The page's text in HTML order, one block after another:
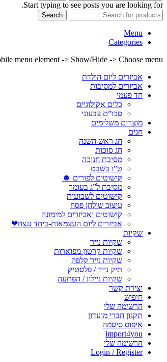
Start typing to see posts you are looking for.
Search
Menu
Categories
menu element -> Show/Hide -> Choose menu
אביזרים ליום הולדת
אביזרים למסיבות
חד פעמי
כלים אקולוגיים
סכו”ם צבעוני
מוצרים משלימים
חגים
חג ראש השנה
חג סוכות
מסיבת חנוכה
ט”ו בשבט
קישוטים לפורים ☻
מסיבת ל”ג בעומר
קישוטים לשבועות
עיצוב שולחן פסח
קישוטים ואביזרים למימונה
אביזרים ליום העצמאות-ביחד ננצח❤
שקיות
שקיות נייר
שקיות קרטון מפוארות
שקיות נייר קלפה
תיק נייר / פלסטיק
שקיות ניילון / הפתעה
יצירת קשר
חיפוש
הרשימה שלי
תקנון חברי מועדון
איפוס סיסמה
import4you
הרשימה שלי
Login / Register